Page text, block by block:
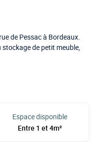
de Pessac à Bordeaux.
de petit meuble,
Espace disponible
Entre 1 et 4m²